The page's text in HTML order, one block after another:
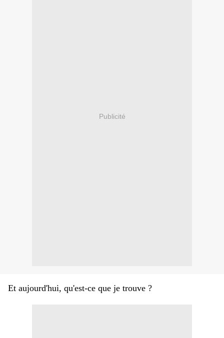
Publicité
Et aujourd'hui, qu'est-ce que je trouve ?